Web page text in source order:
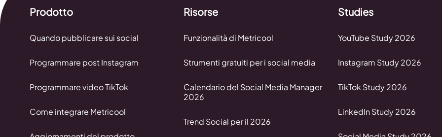
Prodotto
Quando pubblicare sui social
Programmare post Instagram
Programmare video TikTok
Come integrare Metricool
Risorse
Funzionalità di Metricool
Strumenti gratuiti per i social media
Calendario del Social Media Manager
2026
Trend Social per il 2026
Studies
YouTube Study 2026
Instagram Study 2026
TikTok Study 2026
LinkedIn Study 2026